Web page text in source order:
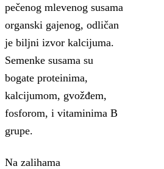
pečenog mlevenog susama
organski gajenog, odličan
je biljni izvor kalcijuma.
Semenke susama su
bogate proteinima,
kalcijumom, gvožđem,
fosforom, i vitaminima B
grupe.
Na zalihama